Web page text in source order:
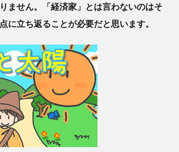
ません。「経済家」とは言わないのはそ
に立ち返ることが必要だと思います。